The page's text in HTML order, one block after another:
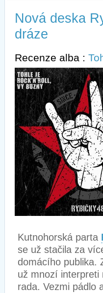
Nová deska
dráze
Recenze alba :
Kutnohorská parta
se už stačila za
domácího publika.
už mnozí interpreti
rada. Vezmi pádlo